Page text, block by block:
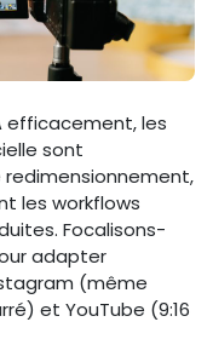
efficacement, les
sont
les workflows
Focalisons-
adapter
(même
et YouTube (9:16